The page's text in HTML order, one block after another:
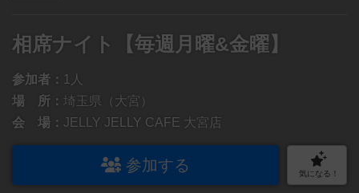
相席ナイト【毎週月曜&金曜】
参加者： 1人
場 所： 埼玉県（大宮）
会 場： JELLY JELLY CAFE 大宮店
参加する 気になる！